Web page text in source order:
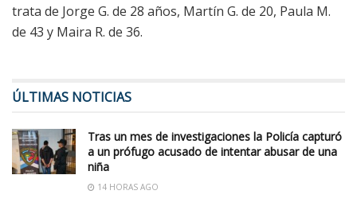
trata de Jorge G. de 28 años, Martín G. de 20, Paula M.
de 43 y Maira R. de 36.
ÚLTIMAS NOTICIAS
Tras un mes de investigaciones la Policía capturó
a un prófugo acusado de intentar abusar de una
niña
14 HORAS AGO